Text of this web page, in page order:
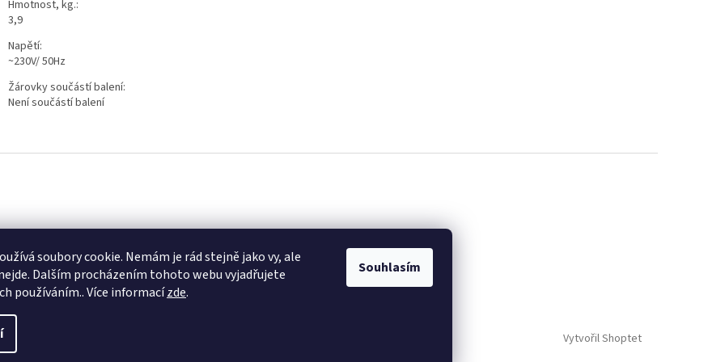
soubory cookie. Nemám je rád stejně jako vy, ale
Dalším procházením tohoto webu vyjadřujete
používáním.. Více informacízde.
Souhlasím
Hmotnost, kg.:
3,9
Napětí:
~230V/ 50Hz
Žárovky součástí balení:
Není součástí balení
Vytvořil Shoptet